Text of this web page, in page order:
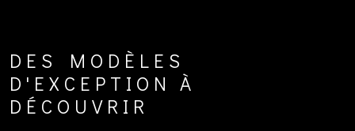
DES MODÈLES
D'EXCEPTION À
DÉCOUVRIR